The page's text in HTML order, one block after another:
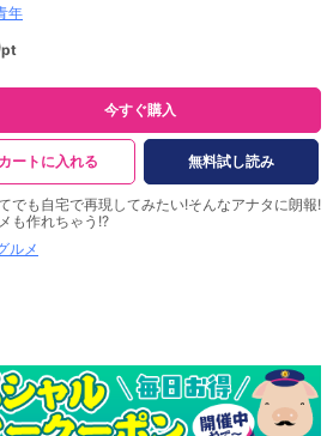
年
pt
今すぐ購入
カートに入れる 無料試し読み
でも自宅で再現してみたい!そんなアナタに朗報!
も作れちゃう!?
ルメ